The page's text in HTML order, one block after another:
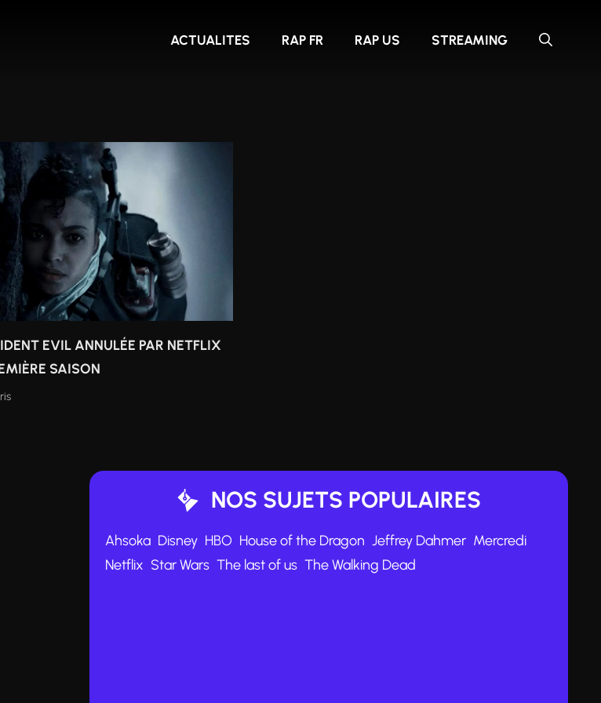
ACTUALITES RAP FR RAP US STREAMING
EVIL ANNULÉE PAR NETFLIX
SAISON
NOS SUJETS POPULAIRES
Ahsoka Disney HBO House of the Dragon Jeffrey Dahmer Mercredi
Netflix Star Wars The last of us The Walking Dead